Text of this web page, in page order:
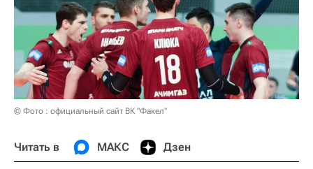
© Фото : официальный сайт ВК "Факел"
Читать в МАКС Дзен